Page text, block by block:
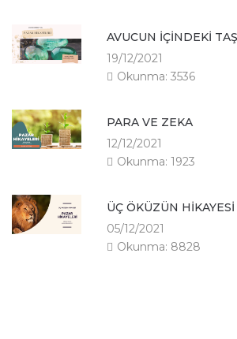
AVUCUN İÇİNDEKİ TAŞ
19/12/2021
Okunma: 3536
PARA VE ZEKA
12/12/2021
Okunma: 1923
ÜÇ ÖKÜZÜN HİKAYESİ
05/12/2021
Okunma: 8828